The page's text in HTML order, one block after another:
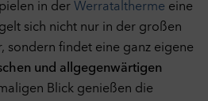
in der Werrataltherme eine
sich nicht nur in der großen
sondern findet eine ganz eigene
und allgegenwärtigen
Blick genießen die